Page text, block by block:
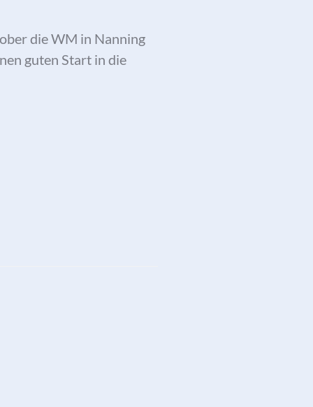
die WM in Nanning
guten Start in die